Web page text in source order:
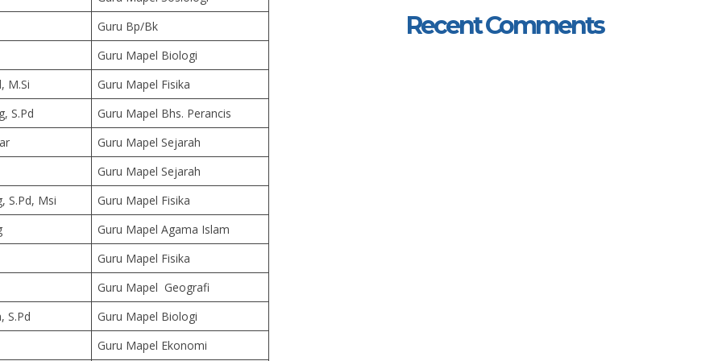
Guru Bp/Bk
Guru Mapel Biologi
M.Si
Guru Mapel Fisika
S.Pd
Guru Mapel Bhs. Perancis
Guru Mapel Sejarah
Guru Mapel Sejarah
S.Pd, Msi
Guru Mapel Fisika
Guru Mapel Agama Islam
Guru Mapel Fisika
Guru Mapel Geografi
S.Pd
Guru Mapel Biologi
Guru Mapel Ekonomi
Recent Comments